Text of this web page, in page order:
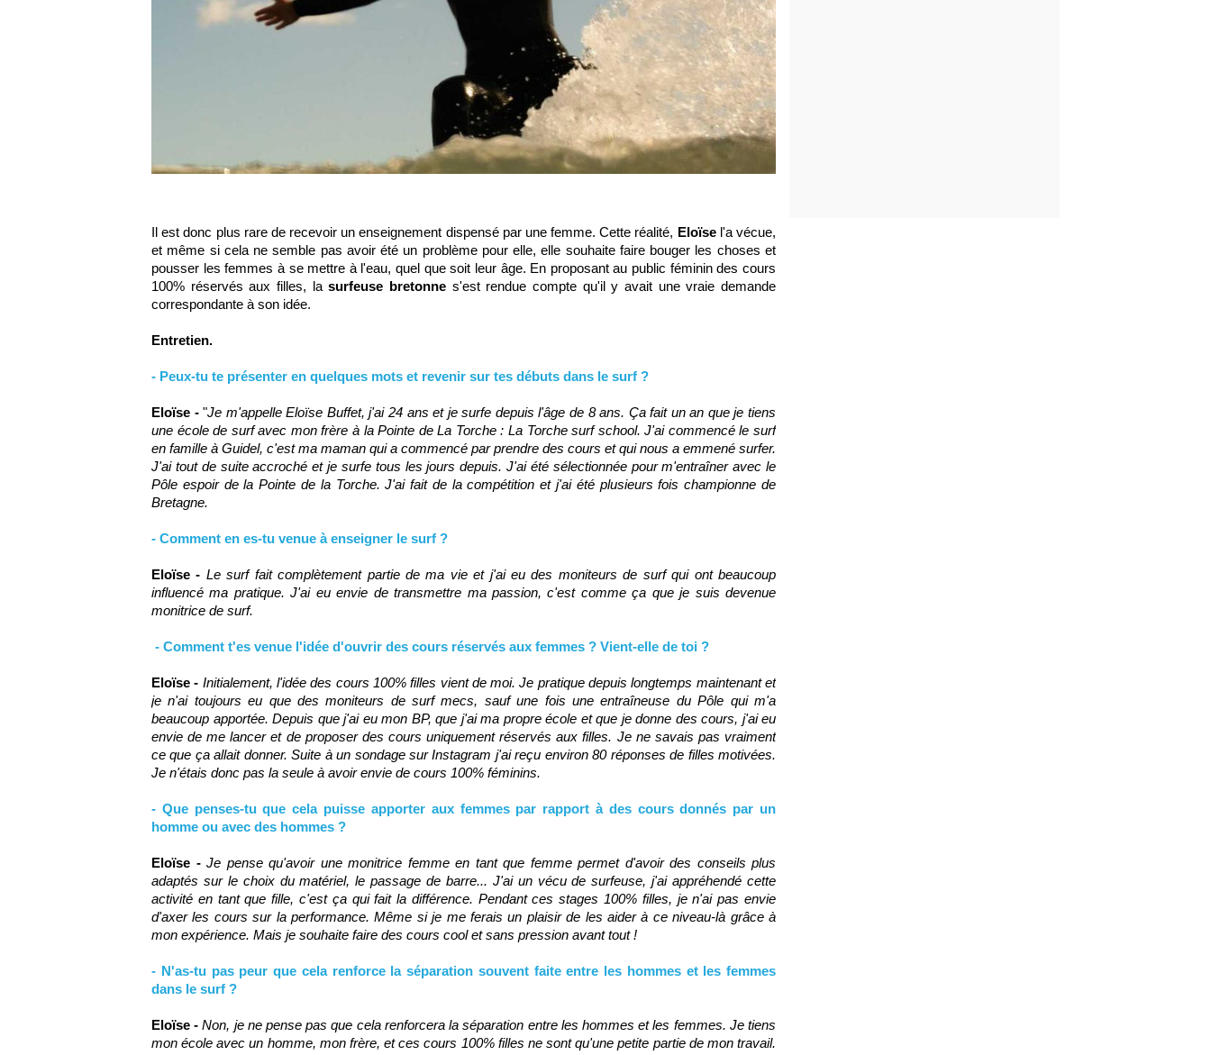
Il est donc plus rare de recevoir un enseignement dispensé par une femme. Cette réalité, Eloïsel'a vécue,
et même si cela ne semble pas avoir été un problème pour elle, elle souhaite faire bouger les choses et
pousser les femmes à se mettre à l'eau, quel que soit leur âge. En proposant au public féminin des cours
100% réservés aux filles, lasurfeuse bretonne s'est rendue compte qu'il y avait une vraie demande
correspondante à son idée.
Entretien.
- Peux-tu te présenter en quelques mots et revenir sur tes débuts dans le surf ?
Eloïse -"Je m'appelle Eloïse Buffet, j'ai 24 ans et je surfe depuis l'âge de 8 ans. Ça fait un an que je tiens
une école de surf avec mon frère à la Pointe de La Torche : La Torche surf school. J'ai commencé le surf
en famille à Guidel, c'est ma maman qui a commencé par prendre des cours et qui nous a emmené surfer.
J'ai tout de suite accroché et je surfe tous les jours depuis. J'ai été sélectionnée pour m'entraîner avec le
Pôle espoir de la Pointe de la Torche. J'ai fait de la compétition et j'ai été plusieurs fois championne de
Bretagne.
- Comment en es-tu venue à enseigner le surf ?
Eloïse - Le surf fait complètement partie de ma vie et j'ai eu des moniteurs de surf qui ont beaucoup
influencé ma pratique. J'ai eu envie de transmettre ma passion, c'est comme ça que je suis devenue
monitrice de surf.
- Comment t'es venue l'idée d'ouvrir des cours réservés aux femmes ? Vient-elle de toi ?
Eloïse - Initialement, l'idée des cours 100% filles vient de moi. Je pratique depuis longtemps maintenant et
je n'ai toujours eu que des moniteurs de surf mecs, sauf une fois une entraîneuse du Pôle qui m'a
beaucoup apportée. Depuis que j'ai eu mon BP, que j'ai ma propre école et que je donne des cours, j'ai eu
envie de me lancer et de proposer des cours uniquement réservés aux filles. Je ne savais pas vraiment
ce que ça allait donner. Suite à un sondage sur Instagram j'ai reçu environ 80 réponses de filles motivées.
Je n'étais donc pas la seule à avoir envie de cours 100% féminins.
- Que penses-tu que cela puisse apporter aux femmes par rapport à des cours donnés par un
homme ou avec des hommes ?
Eloïse - Je pense qu'avoir une monitrice femme en tant que femme permet d'avoir des conseils plus
adaptés sur le choix du matériel, le passage de barre... J'ai un vécu de surfeuse, j'ai appréhendé cette
activité en tant que fille, c'est ça qui fait la différence. Pendant ces stages 100% filles, je n'ai pas envie
d'axer les cours sur la performance. Même si je me ferais un plaisir de les aider à ce niveau-là grâce à
mon expérience. Mais je souhaite faire des cours cool et sans pression avant tout !
- N'as-tu pas peur que cela renforce la séparation souvent faite entre les hommes et les femmes
dans le surf ?
Eloïse -Non, je ne pense pas que cela renforcera la séparation entre les hommes et les femmes. Je tiens
mon école avec un homme, mon frère, et ces cours 100% filles ne sont qu'une petite partie de mon travail.